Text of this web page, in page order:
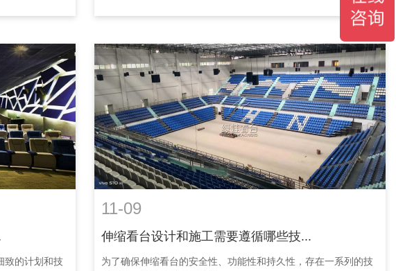
致的计划和技
11-09
伸缩看台设计和施工需要遵循哪些技...
为了确保伸缩看台的安全性、功能性和持久性，存在一系列的技